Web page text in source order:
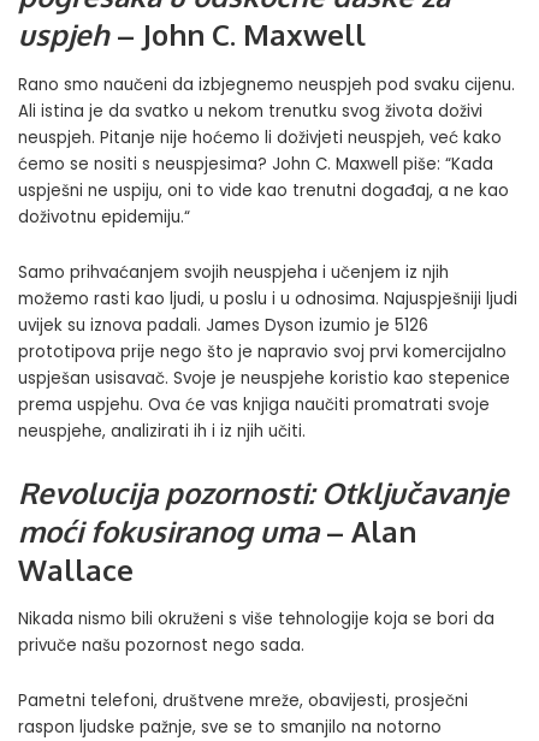
uspjeh– John C. Maxwell
Rano smo naučeni da izbjegnemo neuspjeh pod svaku cijenu.
Ali istina je da svatko u nekom trenutku svog života doživi
neuspjeh. Pitanje nije hoćemo li doživjeti neuspjeh, već kako
ćemo se nositi s neuspjesima? John C. Maxwell piše: “Kada
uspješni ne uspiju, oni to vide kao trenutni događaj, a ne kao
doživotnu epidemiju.“
Samo prihvaćanjem svojih neuspjeha i učenjem iz njih
možemo rasti kao ljudi, u poslu i u odnosima. Najuspješniji ljudi
uvijek su iznova padali. James Dyson izumio je 5126
prototipova prije nego što je napravio svoj prvi komercijalno
uspješan usisavač. Svoje je neuspjehe koristio kao stepenice
prema uspjehu. Ova će vas knjiga naučiti promatrati svoje
neuspjehe, analizirati ih i iz njih učiti.
Revolucija pozornosti: Otključavanje
moći fokusiranog uma– Alan
Wallace
Nikada nismo bili okruženi s više tehnologije koja se bori da
privuče našu pozornost nego sada.
Pametni telefoni, društvene mreže, obavijesti, prosječni
raspon ljudske pažnje, sve se to smanjilo na notorno